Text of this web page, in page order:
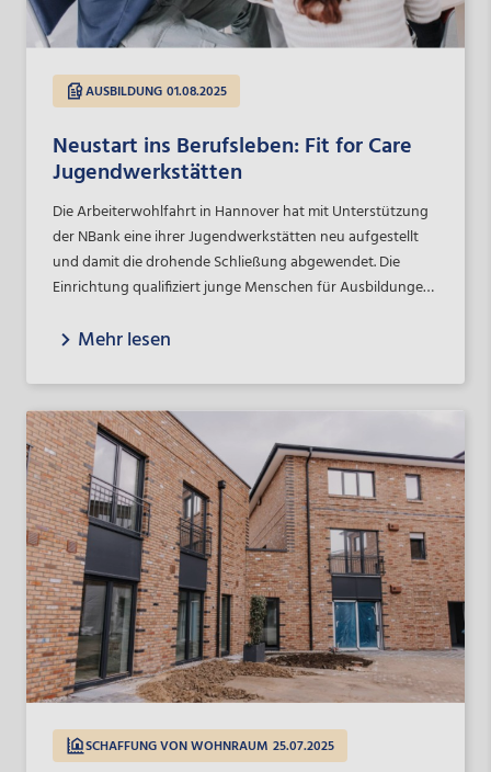
AUSBILDUNG 01.08.2025
Neustart ins Berufsleben: Fit for Care
Jugendwerkstätten
Die Arbeiterwohlfahrt in Hannover hat mit Unterstützung
der NBank eine ihrer Jugendwerkstätten neu aufgestellt
und damit die drohende Schließung abgewendet. Die
Einrichtung qualifiziert junge Menschen für Ausbildungen
gezielt Geflüchtete an.
Mehr lesen
SCHAFFUNG VON WOHNRAUM 25.07.2025